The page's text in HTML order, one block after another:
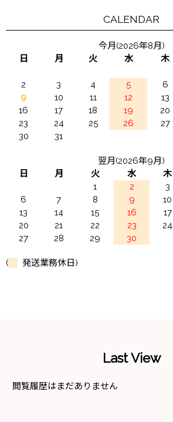
CALENDAR
今月(2026年8月)
日
月 火 水 木
2
3 4 5 6
9
10 11 12 13
16
17 18 19 20
23
24 25 26 27
30
31
翌月(2026年9月)
日
月 火 水 木
1
2 3
6
7 8 9 10
13
14 15 16 17
20
21 22 23 24
27
28 29 30
( 発送業務休日)
Last View
閲覧履歴はまだありません